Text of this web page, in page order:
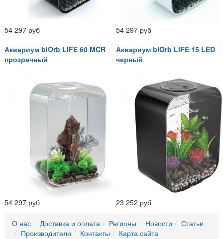
54 297 руб
54 297 руб
Аквариум biOrb LIFE 60 MCR
прозрачный
54 297 руб
Аквариум biOrb LIFE 15 LED
черный
23 252 руб
О нас Доставка и оплата Регионы Новости
Статьи
Производители
Контакты Карта сайта